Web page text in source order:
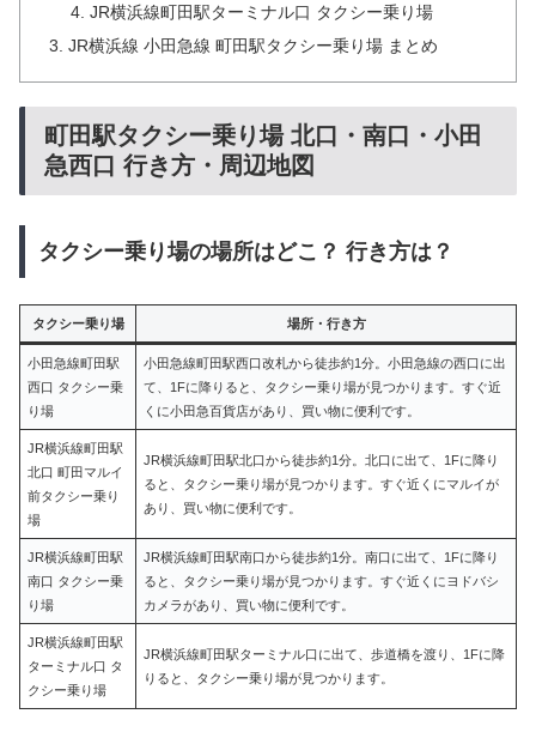
JR横浜線町田駅ターミナル口 タクシー乗り場
JR横浜線 小田急線 町田駅タクシー乗り場 まとめ
町田駅タクシー乗り場 北口・南口・小田
急西口 行き方・周辺地図
タクシー乗り場の場所はどこ？ 行き方は？
タクシー乗り場 場所・行き方
小田急線町田駅
西口 タクシー乗
り場
小田急線町田駅西口改札から徒歩約1分。小田急線の西口に出
て、1Fに降りると、タクシー乗り場が見つかります。すぐ近
くに小田急百貨店があり、買い物に便利です。
JR横浜線町田駅
北口 町田マルイ
前タクシー乗り
場
JR横浜線町田駅北口から徒歩約1分。北口に出て、1Fに降り
ると、タクシー乗り場が見つかります。すぐ近くにマルイが
あり、買い物に便利です。
JR横浜線町田駅
南口 タクシー乗
り場
JR横浜線町田駅南口から徒歩約1分。南口に出て、1Fに降り
ると、タクシー乗り場が見つかります。すぐ近くにヨドバシ
カメラがあり、買い物に便利です。
JR横浜線町田駅
ターミナル口 タ
クシー乗り場
JR横浜線町田駅ターミナル口に出て、歩道橋を渡り、1Fに降
りると、タクシー乗り場が見つかります。